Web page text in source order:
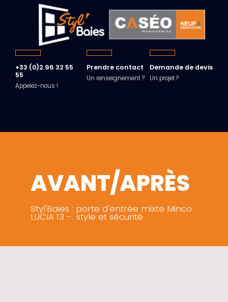
+33 (0)2 96 32 55
55
Appelez-nous !
Prendre contact
Un renseignement ?
Demande de devis
Un projet ?
AVANT/APRÈS
Styl'Baies : porte d'entrée mixte Minco
LUCIA 13 - style et sécurité